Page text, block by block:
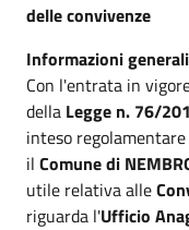
delle convivenze
Informazioni generali
Con l'entrata in
della Legge n. 76/
inteso regolamentare
il Comune di
utile relativa alle
riguarda l'Ufficio